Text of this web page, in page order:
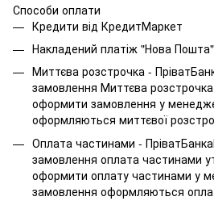
Способи оплати
Кредити від КредитМаркет
Накладений платіж "Нова Пошта"
Миттєва розстрочка -
замовлення Миттєва
оформити замовлення у
оформляються миттєвої
Оплата частинами -
замовлення оплата частинами
оформити оплату частинами у
замовлення оформляються